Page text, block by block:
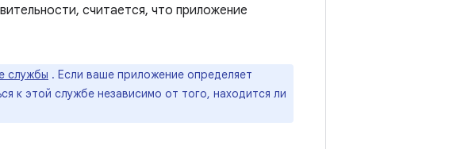
считается, что приложение
службы . Если ваше приложение определяет
к этой службе независимо от того, находится ли